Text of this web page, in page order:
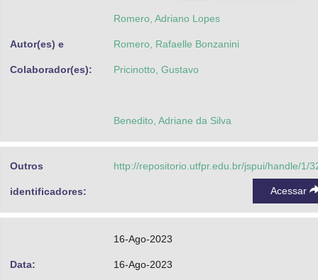
Autor(es) e
Colaborador(es):
Romero, Adriano Lopes
Romero, Rafaelle Bonzanini
Pricinotto, Gustavo
Benedito, Adriane da Silva
Outros
identificadores:
http://repositorio.utfpr.edu.br/jspui/handle/1/
Acessar
Data:
16-Ago-2023
16-Ago-2023